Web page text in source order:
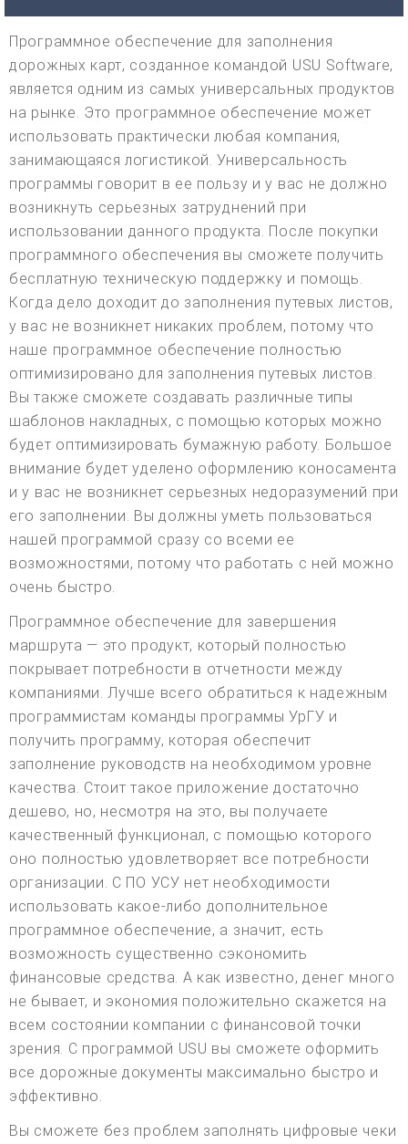
Программное обеспечение для заполнения
дорожных карт, созданное командой USU Software,
является одним из самых универсальных продуктов
на рынке. Это программное обеспечение может
использовать практически любая компания,
занимающаяся логистикой. Универсальность
программы говорит в ее пользу и у вас не должно
возникнуть серьезных затруднений при
использовании данного продукта. После покупки
программного обеспечения вы сможете получить
бесплатную техническую поддержку и помощь.
Когда дело доходит до заполнения путевых листов,
у вас не возникнет никаких проблем, потому что
наше программное обеспечение полностью
оптимизировано для заполнения путевых листов.
Вы также сможете создавать различные типы
шаблонов накладных, с помощью которых можно
будет оптимизировать бумажную работу. Большое
внимание будет уделено оформлению коносамента
и у вас не возникнет серьезных недоразумений при
его заполнении. Вы должны уметь пользоваться
нашей программой сразу со всеми ее
возможностями, потому что работать с ней можно
очень быстро.
Программное обеспечение для завершения
маршрута — это продукт, который полностью
покрывает потребности в отчетности между
компаниями. Лучше всего обратиться к надежным
программистам команды программы УрГУ и
получить программу, которая обеспечит
заполнение руководств на необходимом уровне
качества. Стоит такое приложение достаточно
дешево, но, несмотря на это, вы получаете
качественный функционал, с помощью которого
оно полностью удовлетворяет все потребности
организации. С ПО УСУ нет необходимости
использовать какое-либо дополнительное
программное обеспечение, а значит, есть
возможность существенно сэкономить
финансовые средства. А как известно, денег много
не бывает, и экономия положительно скажется на
всем состоянии компании с финансовой точки
зрения. С программой USU вы сможете оформить
все дорожные документы максимально быстро и
эффективно.
Вы сможете без проблем заполнять цифровые чеки